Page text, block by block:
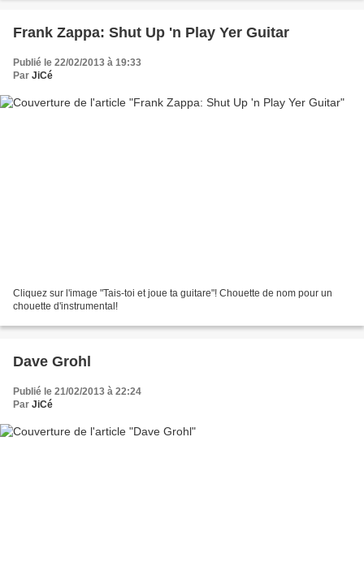
Frank Zappa: Shut Up 'n Play Yer Guitar
Publié le 22/02/2013 à 19:33
Par JiCé
Cliquez sur l'image "Tais-toi et joue ta guitare"! Chouette de nom pour un
chouette d'instrumental!
Dave Grohl
Publié le 21/02/2013 à 22:24
Par JiCé